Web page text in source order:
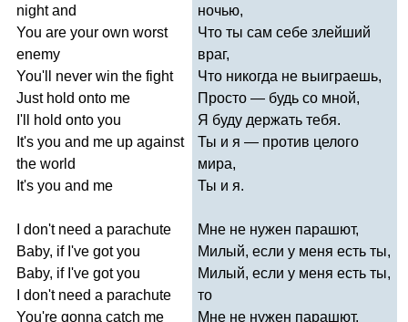
night and
You are your own worst
enemy
You'll
never win the fight
Just hold onto me
I'll
hold onto you
It's you and me up against
the world
It's you and me
don't need a parachute
Baby, if I've got you
Baby, if I've got you
don't need a parachute
You're gonna catch me
ночью,
Что ты сам себе злейший
враг,
Что никогда не выиграешь,
Просто — будь со мной,
Я буду держать тебя.
Ты и я — против целого
мира,
Ты и я.
Мне не нужен парашют,
Милый, если у меня есть ты,
Милый, если у меня есть ты,
то
Мне не нужен парашют.